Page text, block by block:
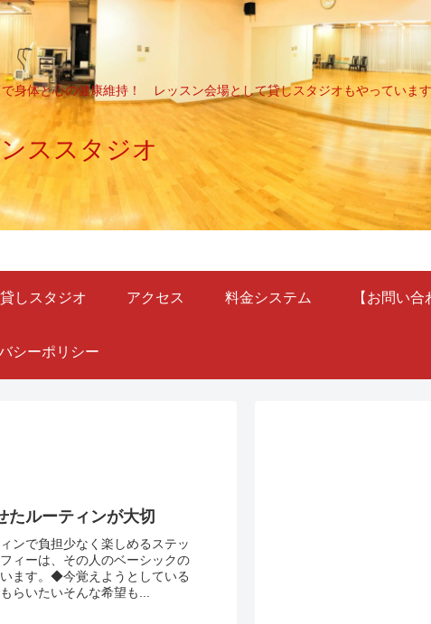
身体と心の健康維持！ レッスン会場として貸しスタジオもやっています
ススタジオ
貸しスタジオ アクセス 料金システム 【お問い合
シーポリシー
たルーティンが大切
ンで負担少なく楽しめるステッ
ィーは、その人のベーシックの
ます。◆今覚えようとしている
らいたいそんな希望も...